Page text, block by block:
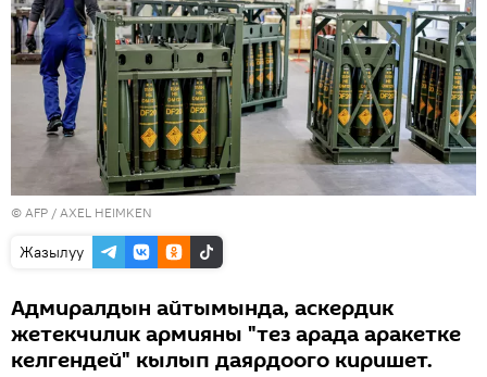
© AFP / AXEL HEIMKEN
Жазылуу
Адмиралдын айтымында, аскердик
жетекчилик армияны "тез арада аракетке
келгендей" кылып даярдоого киришет.